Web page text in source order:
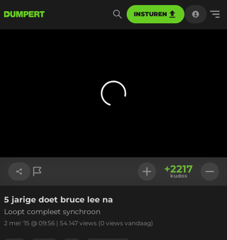
INSTUREN
Link kopiëren
+2217
kudos
5 jarige doet bruce lee na
Loopt compleet synchroon
2 mei '15 @ 09:56 | 54.147 views (0 views vandaag)